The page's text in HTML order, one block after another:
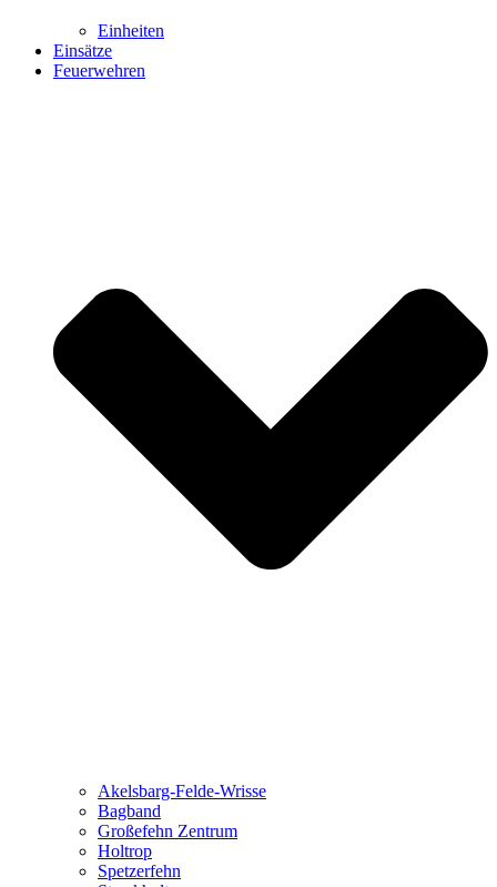
Einheiten
Einsätze
Feuerwehren
Akelsbarg-Felde-Wrisse
Bagband
Großefehn Zentrum
Holtrop
Spetzerfehn